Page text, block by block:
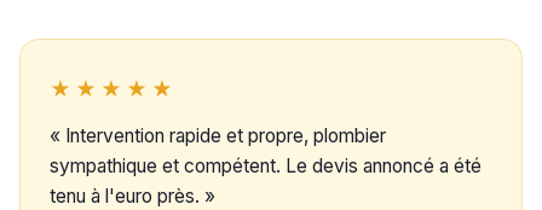
★★★★★
« Intervention rapide et propre, plombier
sympathique et compétent. Le devis annoncé a été
tenu à l'euro près. »